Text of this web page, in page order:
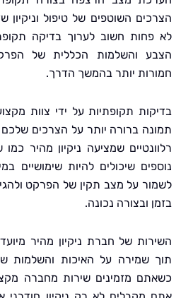
השוטפים של טיפול וניקיון
חשוב לערוך בדיקה תקופתית של
והשלמות הכללית של הפרקט כדי
יותר בהמשך הדרך.
תקופתיות על ידי צוות מקצועי
ברורה יותר על הצרכים שלכם ולכוון
שמציעה ניקיון מהיר כמו שיוף,
שיכולים להיות שימושיים במידת
על מצב תקין של הפרקט ולהגיב
ובצורה נכונה.
של חברת ניקיון מהיר מיועד להבטיח
שמירה על האיכות והשלמות של
מזמינים שירות מחברה מקצועית כמו